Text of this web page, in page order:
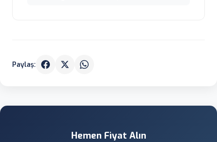
Paylaş:
Hemen Fiyat Alın